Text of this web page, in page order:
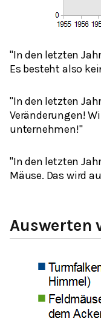
"In den letzten
Es besteht also
"In den letzten
Veränderungen!
unternehmen!"
"In den letzten
Mäuse. Das wird
Auswerten